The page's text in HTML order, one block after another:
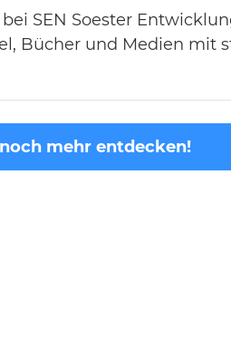
SEN Soester
Bücher und Medien mit
mehr entdecken!